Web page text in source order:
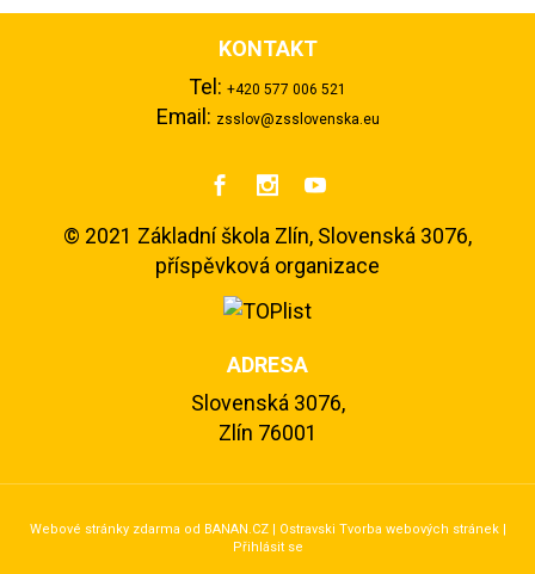
KONTAKT
Tel: +420 577 006 521
Email: zsslov@zsslovenska.eu
  
© 2021 Základní škola Zlín, Slovenská 3076,
příspěvková organizace
ADRESA
Slovenská 3076,
Zlín 76001
Webové stránky zdarma od BANAN.CZ| Ostravski Tvorba webových stránek |
Přihlásit se